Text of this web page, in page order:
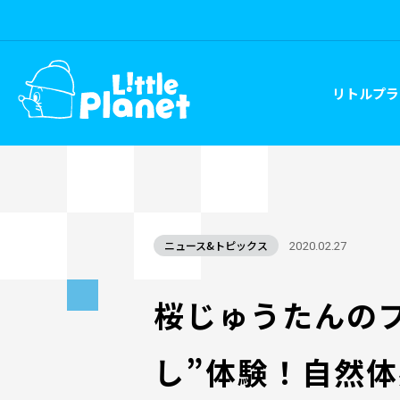
リトルプ
ニュース&トピックス 2020.02.27
桜じゅうたんの
し”体験！自然